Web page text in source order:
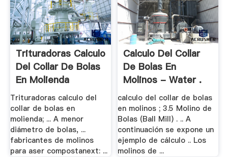
Trituradoras Calculo
Del Collar De Bolas
En Molienda
Trituradoras calculo del
collar de bolas en
molienda; ... A menor
diámetro de bolas, ...
fabricantes de molinos
para aser compostanext: ...
Calculo Del Collar
De Bolas En
Molinos - Water .
calculo del collar de bolas
en molinos ; 3.5 Molino de
Bolas (Ball Mill) . .. A
continuación se expone un
ejemplo de cálculo .. Los
molinos de ...